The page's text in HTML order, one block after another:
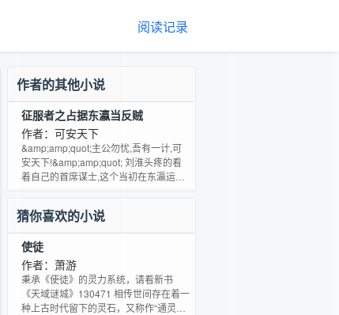
阅读记录
作者的其他小说
征服者之占据东瀛当反贼
作者：可安天下
&amp;amp;quot;主公勿忧,吾有一计,可
安天下!&amp;amp;quot; 刘淮头疼的看
着自己的首席谋士,这个当初在东瀛运筹
连三的出些馊主意,让自己损失惨重.
&amp;amp;quot;当反贼难
啊!&amp;amp;quot;刘淮仰天长叹. 在13
世纪,昔日的庞大的蒙古帝国如今已
猜你喜欢的小说
使徒
作者：萧游
秉承《使徒》的灵力系统，请看新书
《天域谜城》130471 相传世间存在着一
种上古时代留下的灵石，又称作“通灵